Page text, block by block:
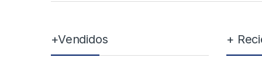
+Vendidos +